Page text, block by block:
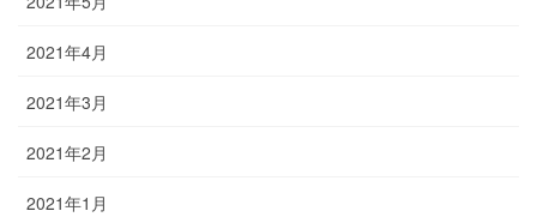
2021年4月
2021年3月
2021年2月
2021年1月